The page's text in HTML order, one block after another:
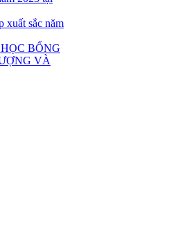
xuất sắc năm
BỔNG
VÀ